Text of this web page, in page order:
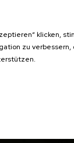
klicken,
zu